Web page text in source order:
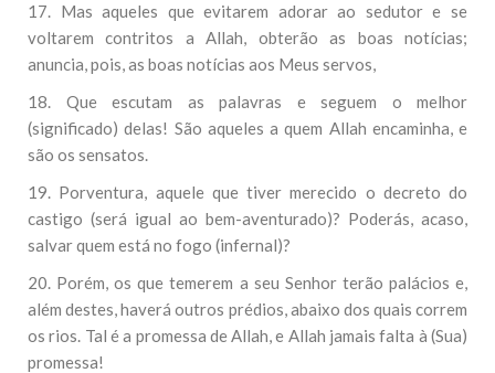
17. Mas aqueles que evitarem adorar ao sedutor e se
voltarem contritos a Allah, obterão as boas notícias;
anuncia, pois, as boas notícias aos Meus servos,
18. Que escutam as palavras e seguem o melhor
(significado) delas! São aqueles a quem Allah encaminha, e
são os sensatos.
19. Porventura, aquele que tiver merecido o decreto do
castigo (será igual ao bem-aventurado)? Poderás, acaso,
salvar quem está no fogo (infernal)?
20. Porém, os que temerem a seu Senhor terão palácios e,
além destes, haverá outros prédios, abaixo dos quais correm
os rios. Tal é a promessa de Allah, e Allah jamais falta à (Sua)
promessa!